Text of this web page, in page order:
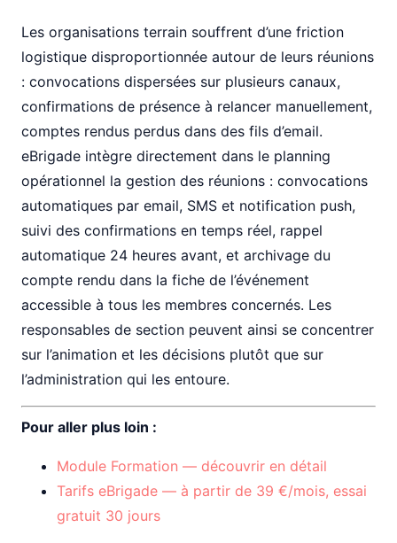
Les organisations terrain souffrent d’une friction
logistique disproportionnée autour de leurs réunions
: convocations dispersées sur plusieurs canaux,
confirmations de présence à relancer manuellement,
comptes rendus perdus dans des fils d’email.
eBrigade intègre directement dans le planning
opérationnel la gestion des réunions : convocations
automatiques par email, SMS et notification push,
suivi des confirmations en temps réel, rappel
automatique 24 heures avant, et archivage du
compte rendu dans la fiche de l’événement
accessible à tous les membres concernés. Les
responsables de section peuvent ainsi se concentrer
sur l’animation et les décisions plutôt que sur
l’administration qui les entoure.
Pour aller plus loin :
Module Formation — découvrir en détail
Tarifs eBrigade — à partir de 39 €/mois, essai
gratuit 30 jours